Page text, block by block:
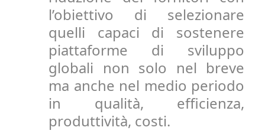
l’obiettivo di selezionare
quelli capaci di sostenere
piattaforme di sviluppo
globali non solo nel breve
ma anche nel medio periodo
in qualità, efficienza,
produttività, costi.